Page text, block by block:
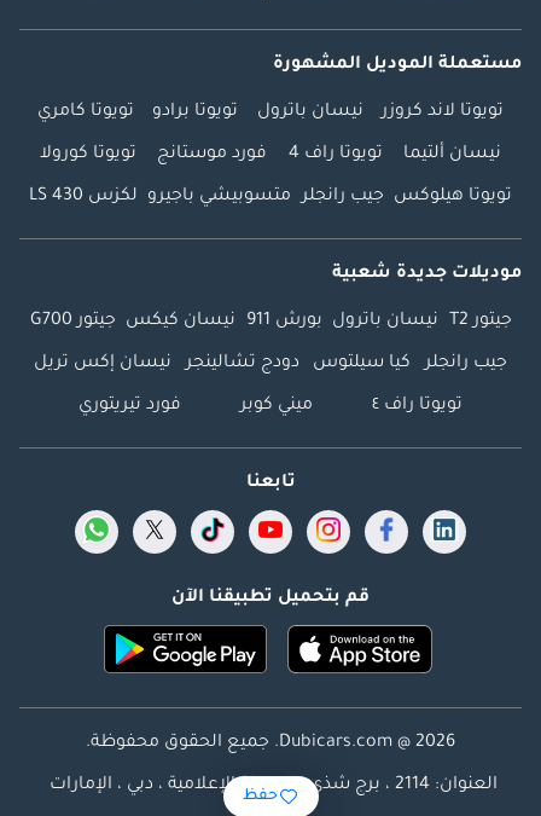
حفظ
مستعملة الموديل المشهورة
تويوتا لاند كروزر نيسان باترول تويوتا برادو تويوتا كامري
نيسان ألتيما تويوتا راف 4 فورد موستانج تويوتا كورولا
تويوتا هيلوكس جيب رانجلر متسوبيشي باجيرو لكزس LS 430
موديلات جديدة شعبية
جيتور T2 نيسان باترول بورش 911 نيسان كيكس جيتور G700
جيب رانجلر كيا سيلتوس دودج تشالينجر نيسان إكس تريل
تويوتا راف ٤ ميني كوبر فورد تيريتوري
تابعنا
قم بتحميل تطبيقنا الآن
Dubicars.com @ 2026. جميع الحقوق محفوظة.
العنوان: 2114 ، برج شذى ، المدينة الإعلامية ، دبي ، الإمارات